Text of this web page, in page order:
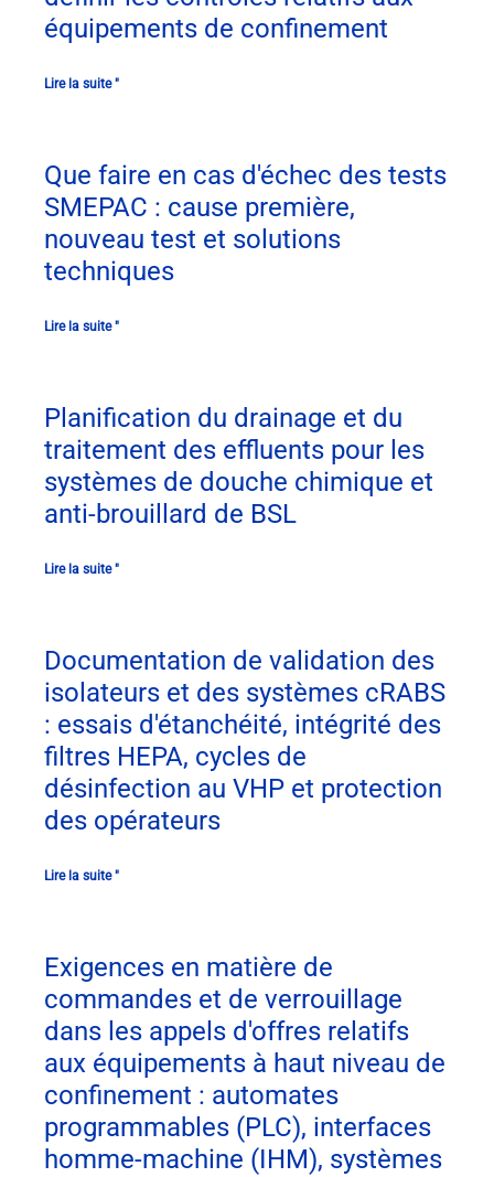
équipements de confinement
Lire la suite "
Que faire en cas d'échec des tests
SMEPAC : cause première,
nouveau test et solutions
techniques
Lire la suite "
Planification du drainage et du
traitement des effluents pour les
systèmes de douche chimique et
anti-brouillard de BSL
Lire la suite "
Documentation de validation des
isolateurs et des systèmes cRABS
: essais d'étanchéité, intégrité des
filtres HEPA, cycles de
désinfection au VHP et protection
des opérateurs
Lire la suite "
Exigences en matière de
commandes et de verrouillage
dans les appels d'offres relatifs
aux équipements à haut niveau de
confinement : automates
programmables (PLC), interfaces
homme-machine (IHM), systèmes